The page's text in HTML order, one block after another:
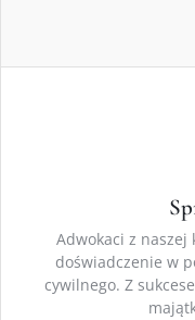
Adwokaci z
doświadczenie w
cywilnego. Z